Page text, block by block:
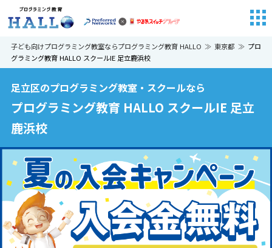
子ども向けプログラミング教室ならプログラミング教育 HALLO 東京都
プロ
グラミング教育 HALLO スクールIE 足立鹿浜校
足立区のプログラミング教室・スクールなら
プログラミング教育 HALLO スクールIE 足立
鹿浜校